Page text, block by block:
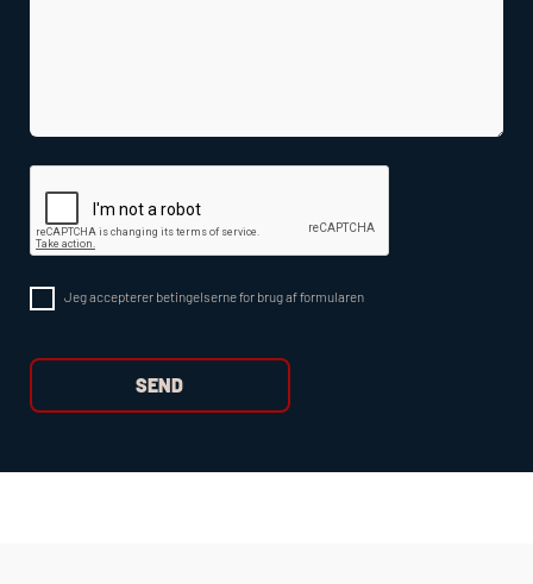
Jeg accepterer betingelserne for brug af formularen